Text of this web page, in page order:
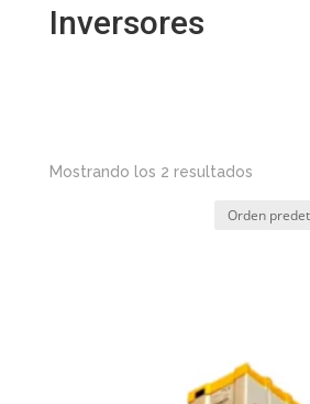
Inversores
Mostrando los 2 resultados